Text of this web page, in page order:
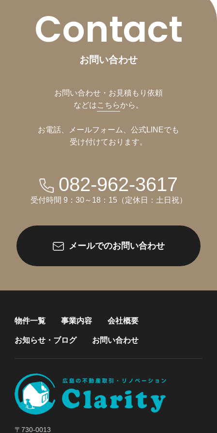
Contact
お問い合わせ
お問い合わせ・お見積もり依頼
などはこちらから。
お電話、メールフォーム、公式LINEでも
受け付けております。
082-962-3617
受付時間 9：30～18：15（定休日：土日祝）
メールでのお問い合わせ
物件一覧 事業内容 会社概要
お知らせ・ブログ お問い合わせ
〒730-0013